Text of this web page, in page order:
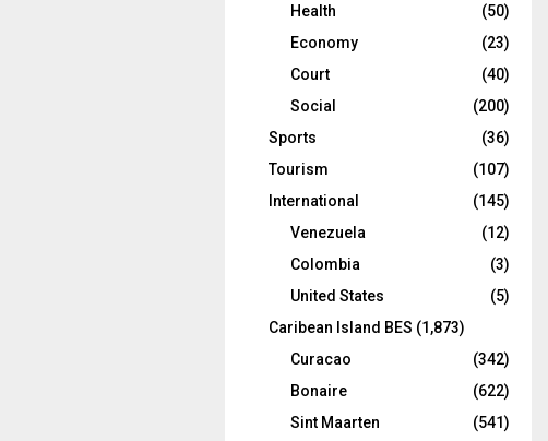
Health
(50)
Economy
(23)
Court
(40)
Social
(200)
Sports
(36)
Tourism
(107)
International
(145)
Venezuela
(12)
Colombia
(3)
United States
(5)
Caribean Island BES (1,873)
Curacao
(342)
Bonaire
(622)
Sint Maarten
(541)